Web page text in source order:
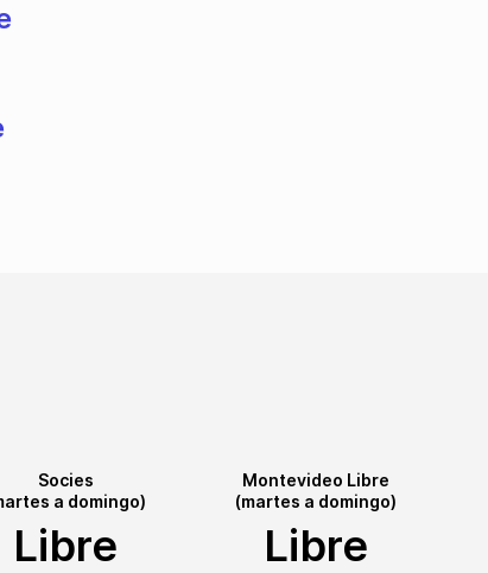
Socies
a domingo)
Libre
Montevideo Libre
(martes a domingo)
Libre